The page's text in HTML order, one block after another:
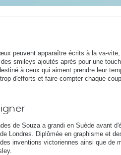
peuvent apparaître écrits à la va-
smileys ajoutés après pour une
à ceux qui aiment prendre leur
d'efforts et faire compter chaque
de Souza a grandi en Suède avant
Londres. Diplômée en graphisme et
inventions victoriennes ainsi que de